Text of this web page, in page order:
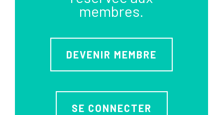
membres.
DEVENIR MEMBRE
SE CONNECTER